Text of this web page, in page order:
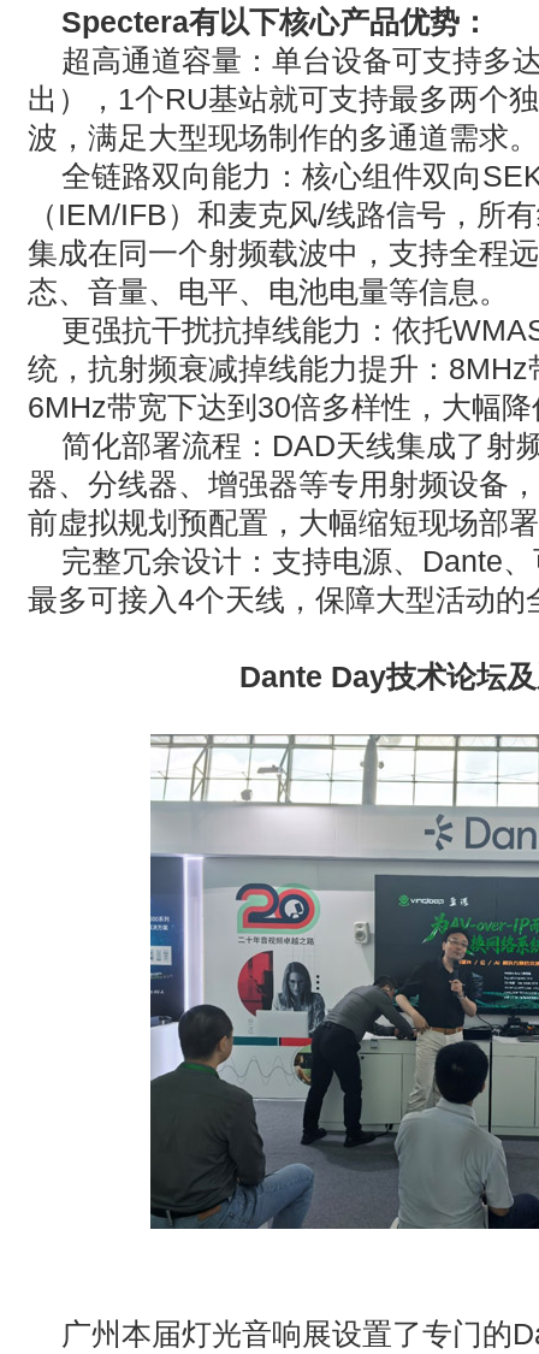
Spectera有以下核心产品优势：
超高通道容量‌：单台设备可支持多
出），1个RU基站就可支持最多两个
波，满足大型现场制作的多通道需求。
全链路双向能力‌：核心组件双向
（IEM/IFB）和麦克风/线路信号，所
集成在同一个射频载波中，支持全程
态、音量、电平、电池电量等信息。
更强抗干扰抗掉线能力‌：依托
统，抗射频衰减掉线能力提升：
6MHz带宽下达到30倍多样性，大幅
简化部署流程‌：DAD天线集成了射
器、分线器、增强器等专用射频设备
前虚拟规划预配置，大幅缩短现场部
完整冗余设计‌：支持电源、Dante
最多可接入4个天线，保障大型活动的
‌Dante Day技术论坛
广州本届灯光音响展设置了专门的‌